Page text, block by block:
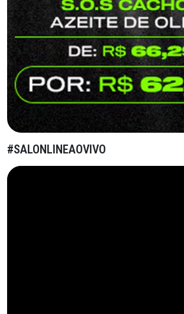
#SALONLINEAOVIVO